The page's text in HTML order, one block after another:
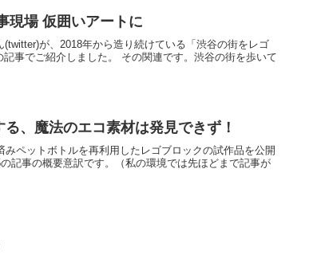
現場 仮囲いアートに
が、2018年から造り続けている「渋谷の街をレゴ
事でご紹介しました。 その関連です。渋谷の街を歩いて
、魔法のエコ素材は発見できず！
ペットボトルを再利用したレゴブロックの試作品を公開
記事の概要意訳です。（私の環境では先ほどまで記事が